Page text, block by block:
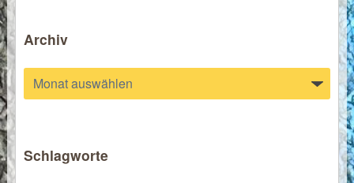
Archiv
Archiv
Schlagworte